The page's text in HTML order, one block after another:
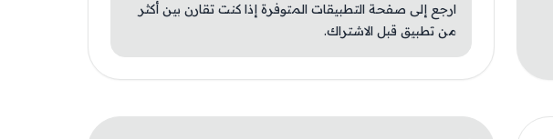
ارجع إلى صفحة التطبيقات المتوفرة إذا كنت تقارن بين أكثر
من تطبيق قبل الاشتراك.